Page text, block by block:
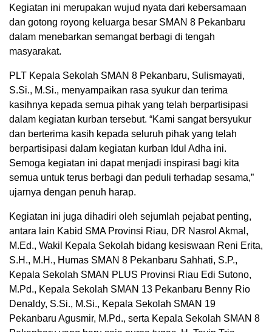
Kegiatan ini merupakan wujud nyata dari kebersamaan
dan gotong royong keluarga besar SMAN 8 Pekanbaru
dalam menebarkan semangat berbagi di tengah
masyarakat.
PLT Kepala Sekolah SMAN 8 Pekanbaru, Sulismayati,
S.Si., M.Si., menyampaikan rasa syukur dan terima
kasihnya kepada semua pihak yang telah berpartisipasi
dalam kegiatan kurban tersebut. “Kami sangat bersyukur
dan berterima kasih kepada seluruh pihak yang telah
berpartisipasi dalam kegiatan kurban Idul Adha ini.
Semoga kegiatan ini dapat menjadi inspirasi bagi kita
semua untuk terus berbagi dan peduli terhadap sesama,”
ujarnya dengan penuh harap.
Kegiatan ini juga dihadiri oleh sejumlah pejabat penting,
antara lain Kabid SMA Provinsi Riau, DR Nasrol Akmal,
M.Ed., Wakil Kepala Sekolah bidang kesiswaan Reni Erita,
S.H., M.H., Humas SMAN 8 Pekanbaru Sahhati, S.P.,
Kepala Sekolah SMAN PLUS Provinsi Riau Edi Sutono,
M.Pd., Kepala Sekolah SMAN 13 Pekanbaru Benny Rio
Denaldy, S.Si., M.Si., Kepala Sekolah SMAN 19
Pekanbaru Agusmir, M.Pd., serta Kepala Sekolah SMAN 8